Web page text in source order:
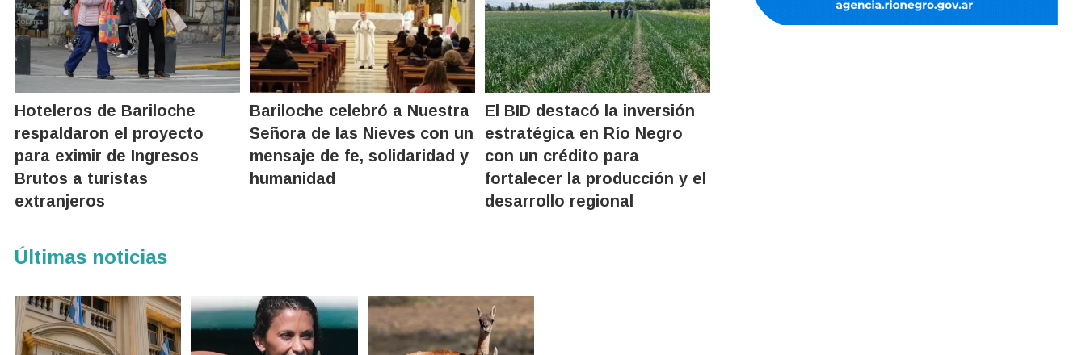
Hoteleros de Bariloche
respaldaron el proyecto
para eximir de Ingresos
Brutos a turistas
extranjeros
Bariloche celebró a Nuestra
Señora de las Nieves con un
mensaje de fe, solidaridad y
humanidad
El BID destacó la inversión
estratégica en Río Negro
con un crédito para
fortalecer la producción y el
desarrollo regional
Últimas noticias